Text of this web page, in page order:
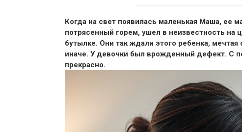
Когда на свет появилась маленькая Маша, ее
потрясенный горем, ушел в неизвестность
бутылке. Они так ждали этого ребенка,
иначе. У девочки был врожденный дефект. С
прекрасно.